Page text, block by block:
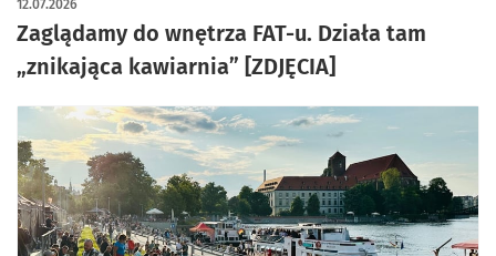
Zaglądamy do wnętrza FAT-u. Działa tam
„znikająca kawiarnia” [ZDJĘCIA]
12.07.2026